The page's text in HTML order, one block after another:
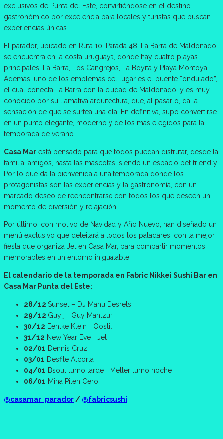
exclusivos de Punta del Este, convirtiéndose en el destino
gastronómico por excelencia para locales y turistas que buscan
experiencias únicas.
El parador, ubicado en Ruta 10, Parada 48, La Barra de Maldonado,
se encuentra en la costa uruguaya, donde hay cuatro playas
principales: La Barra, Los Cangrejos, La Boyita y Playa Montoya.
Además, uno de los emblemas del lugar es el puente “ondulado”,
el cual conecta La Barra con la ciudad de Maldonado, y es muy
conocido por su llamativa arquitectura, que, al pasarlo, da la
sensación de que se surfea una ola. En definitiva, supo convertirse
en un punto elegante, moderno y de los más elegidos para la
temporada de verano.
Casa Mar está pensado para que todos puedan disfrutar, desde la
familia, amigos, hasta las mascotas, siendo un espacio pet friendly.
Por lo que da la bienvenida a una temporada donde los
protagonistas son las experiencias y la gastronomía, con un
marcado deseo de reencontrarse con todos los que deseen un
momento de diversión y relajación.
Por último, con motivo de Navidad y Año Nuevo, han diseñado un
menú exclusivo que deleitará a todos los paladares, con la mejor
fiesta que organiza Jet en Casa Mar, para compartir momentos
memorables en un entorno inigualable.
El calendario de la temporada en Fabric Nikkei Sushi Bar en
Casa Mar Punta del Este:
28/12 Sunset – DJ Manu Desrets
29/12 Guy j + Guy Mantzur
30/12 Eehlke Klein + Oostil
31/12 New Year Eve + Jet
02/01 Dennis Cruz
03/01 Desfile Alcorta
04/01 Bsoul turno tarde + Meller turno noche
06/01 Mina Pilen Cero
@casamar_parador/ @fabricsushi